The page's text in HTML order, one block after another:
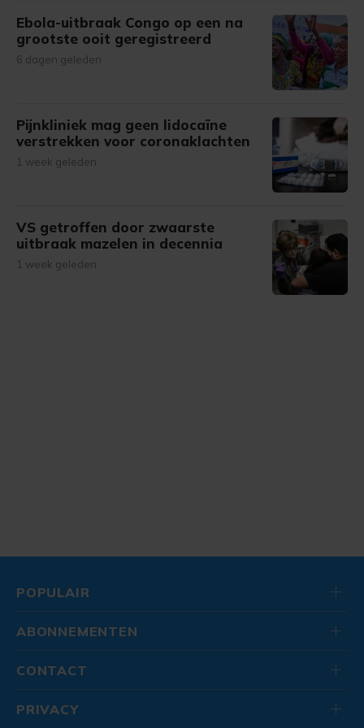
Ebola-uitbraak Congo op een na
grootste ooit geregistreerd
6 dagen geleden
Pijnkliniek mag geen lidocaïne
verstrekken voor coronaklachten
1 week geleden
VS getroffen door zwaarste
uitbraak mazelen in decennia
1 week geleden
POPULAIR
ABONNEMENTEN
CONTACT
PRIVACY